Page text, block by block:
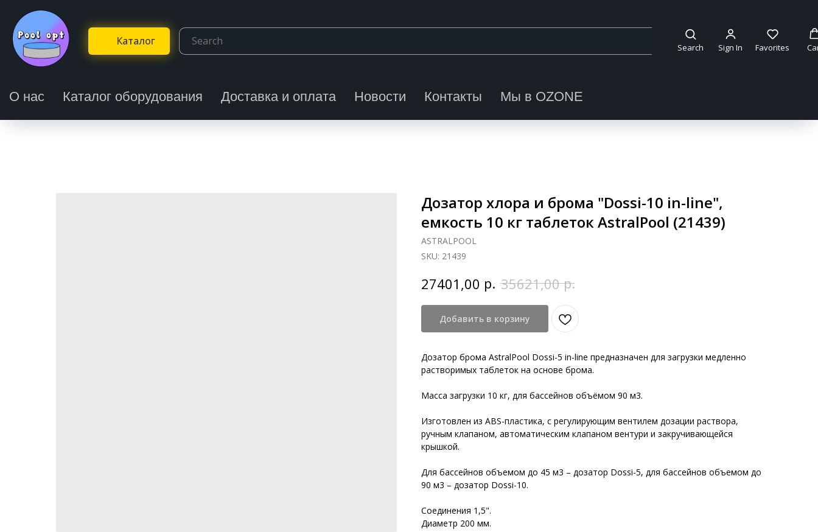
Каталог Search Sign In Favorites
О нас Каталог оборудования Доставка и оплата Новости Контакты Мы в OZONE
Дозатор хлора и брома "Dossi-10 in-line",
емкость 10 кг таблеток AstralPool (21439)
ASTRALPOOL
SKU: 21439
27401,00 р. 35621,00 р.
Добавить в корзину
Дозатор брома AstralPool Dossi-5 in-line предназначен для загрузки медленно
растворимых таблеток на основе брома.
Масса загрузки 10 кг, для бассейнов объёмом 90 м3.
Изготовлен из ABS-пластика, с регулирующим вентилем дозации раствора,
ручным клапаном, автоматическим клапаном вентури и закручивающейся
крышкой.
Для бассейнов объемом до 45 м3 – дозатор Dossi-5, для бассейнов объемом до
90 м3 – дозатор Dossi-10.
Соединения 1,5".
Диаметр 200 мм.